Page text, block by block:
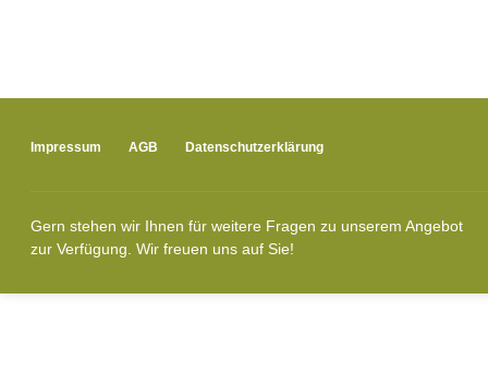
Impressum AGB Datenschutzerklärung
Gern stehen wir Ihnen für weitere Fragen zu unserem Angebot
zur Verfügung. Wir freuen uns auf Sie!